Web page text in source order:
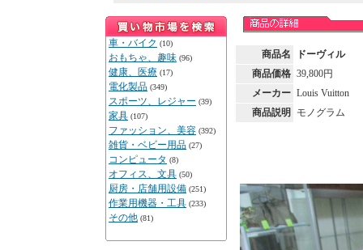
車・バイク (10)
おもちゃ、趣味 (96)
健康、医療 (17)
電化製品 (349)
スポーツ、レジャー (39)
家具 (107)
ファッション、美容 (392)
雑貨・ベビー用品 (27)
コンピュータ (8)
オフィス、文具 (50)
厨房・店舗用設備 (251)
作業用機器・工具 (233)
その他 (81)
商品名
ドーヴィル
商品価格 39,800円
メーカー Louis Vuitton
商品説明
モノグラム